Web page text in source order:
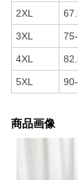
2XL
3XL
4XL
5XL
商品画像